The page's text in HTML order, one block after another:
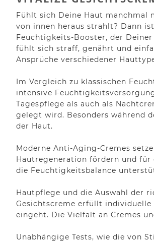
Fühlt sich Deine Haut manchmal
von innen heraus strahlt? Dann
Feuchtigkeits-Booster, der
fühlt sich straff, genährt und
Ansprüche verschiedener
Im Vergleich zu klassischen
intensive
Tagespflege als auch als
gelegt wird. Besonders während
der Haut.
Moderne Anti-Aging-Cremes
Hautregeneration fördern und für
die Feuchtigkeitsbalance
Hautpflege und die Auswahl der
Gesichtscreme erfüllt individuelle
eingeht. Die Vielfalt an Cremes
Unabhängige Tests, wie die von